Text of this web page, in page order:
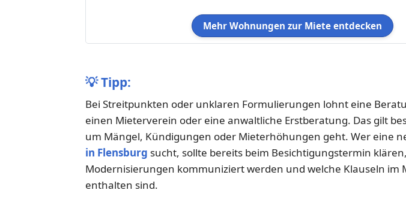
Mehr Wohnungen zur Miete entdecken
💡Tipp:
Bei Streitpunkten oder unklaren Formulierungen lohnt eine
einen Mieterverein oder eine anwaltliche Erstberatung. Das gilt
um Mängel, Kündigungen oder Mieterhöhungen geht. Wer eine
in Flensburg sucht, sollte bereits beim Besichtigungstermin
Modernisierungen kommuniziert werden und welche Klauseln im
enthalten sind.